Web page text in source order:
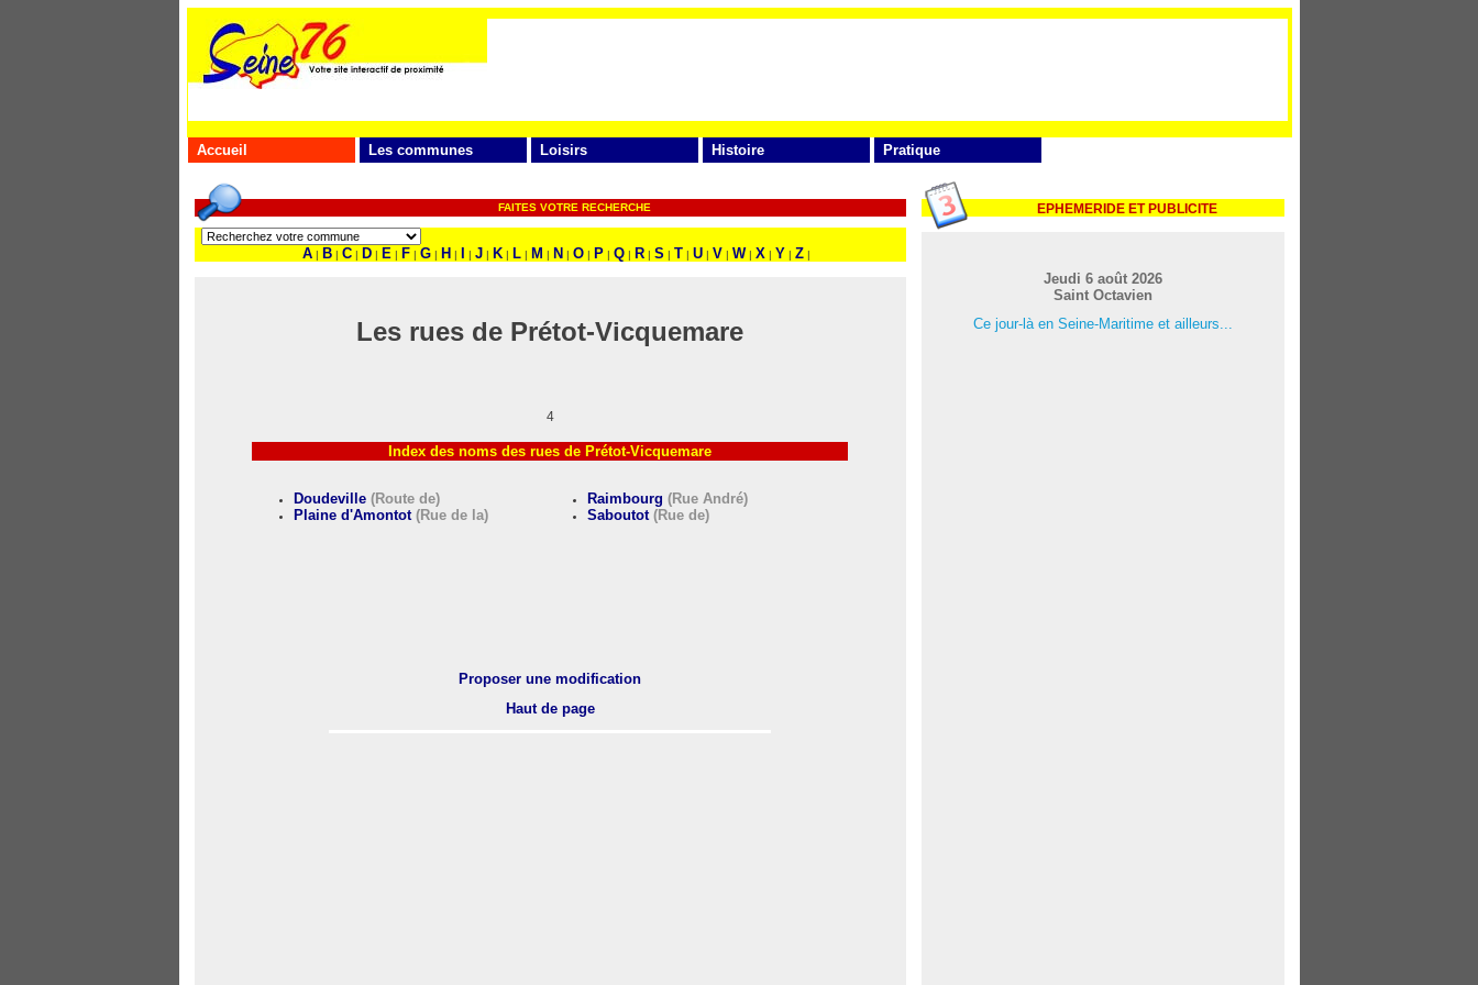
Accueil Les communes Loisirs Histoire Pratique
FAITES VOTRE RECHERCHE
A | B | C | D | E | F | G | H | | J | K | L | M | N | O | P | Q | R | S | T | U | V | W | X | Y | Z |
Les rues de Prétot-Vicquemare
4
Index des noms des rues de Prétot-Vicquemare
Doudeville (Route de)
Plaine d'Amontot (Rue de la)
Raimbourg (Rue André)
Saboutot (Rue de)
Proposer une modification
Haut de page
EPHEMERIDE ET PUBLICITE
Jeudi 6 août 2026
Saint Octavien
Ce jour-là en Seine-Maritime et ailleurs...